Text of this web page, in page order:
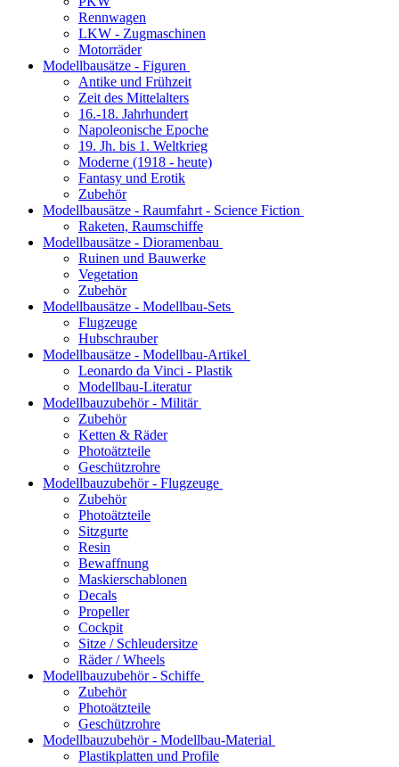
Rennwagen
LKW - Zugmaschinen
Motorräder
Modellbausätze - Figuren
Antike und Frühzeit
Zeit des Mittelalters
16.-18. Jahrhundert
Napoleonische Epoche
19. Jh. bis 1. Weltkrieg
Moderne (1918 - heute)
Fantasy und Erotik
Zubehör
Modellbausätze - Raumfahrt - Science Fiction
Raketen, Raumschiffe
Modellbausätze - Dioramenbau
Ruinen und Bauwerke
Vegetation
Zubehör
Modellbausätze - Modellbau-Sets
Flugzeuge
Hubschrauber
Modellbausätze - Modellbau-Artikel
Leonardo da Vinci - Plastik
Modellbau-Literatur
Modellbauzubehör - Militär
Zubehör
Ketten & Räder
Photoätzteile
Geschützrohre
Modellbauzubehör - Flugzeuge
Zubehör
Photoätzteile
Sitzgurte
Resin
Bewaffnung
Maskierschablonen
Decals
Propeller
Cockpit
Sitze / Schleudersitze
Räder / Wheels
Modellbauzubehör - Schiffe
Zubehör
Photoätzteile
Geschützrohre
Modellbauzubehör - Modellbau-Material
Plastikplatten und Profile